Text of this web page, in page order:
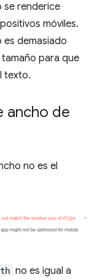
se renderice
móviles.
es demasiado
para que
texto.
ancho de
no es el
no es igual a